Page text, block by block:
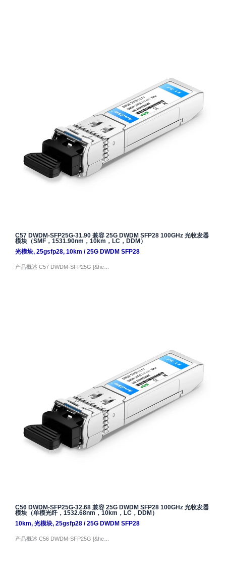
C57 DWDM-SFP25G-31.90 兼容 25G DWDM SFP28 100GHz 光收发器
模块（SMF，1531.90nm，10km，LC，DDM）
光模块, 25gsfp28, 10km /25G DWDM SFP28
产品概述 C57 DWDM-SFP25G [&he…
C56 DWDM-SFP25G-32.68 兼容 25G DWDM SFP28 100GHz 光收发器
模块（单模光纤，1532.68nm，10km，LC，DDM）
10km, 光模块, 25gsfp28/25G DWDM SFP28
产品概述 C56 DWDM-SFP25G [&he…